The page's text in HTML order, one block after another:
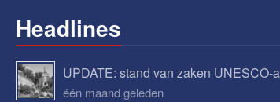
Headlines
één maand geleden